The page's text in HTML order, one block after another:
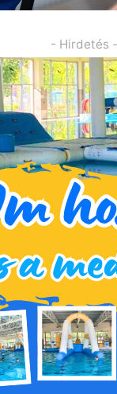
- Hirdetés -